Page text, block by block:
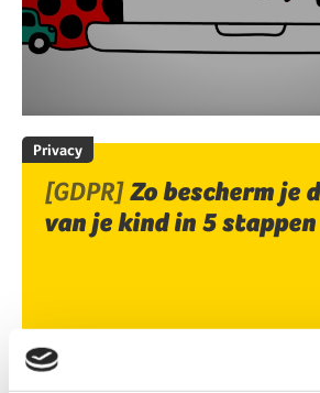
Privacy
[GDPR]Zo bescherm je
van je kind in 5 stappen